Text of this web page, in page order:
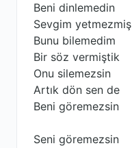
Beni dinlemedin
Sevgim yetmezmiş
Bunu bilemedim
Bir söz vermiştik
Onu silemezsin
Artık dön sen de
Beni göremezsin
Seni göremezsin